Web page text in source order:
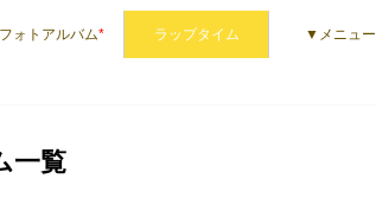
フォトアルバム* ラップタイム ▼メニュー
一覧